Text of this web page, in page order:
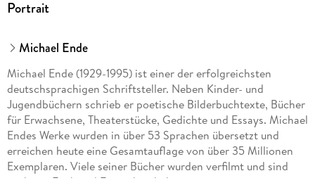
Portrait
Michael Ende
Michael Ende (1929-1995) ist einer der erfolgreichsten
deutschsprachigen Schriftsteller. Neben Kinder- und
Jugendbüchern schrieb er poetische Bilderbuchtexte, Bücher
für Erwachsene, Theaterstücke, Gedichte und Essays. Michael
Endes Werke wurden in über 53 Sprachen übersetzt und
erreichen heute eine Gesamtauflage von über 35 Millionen
Exemplaren. Viele seiner Bücher wurden verfilmt und sind
auch aus Funk und Fernsehen bekannt.